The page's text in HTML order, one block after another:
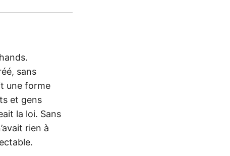
sans
une forme
et gens
la loi. Sans
rien à